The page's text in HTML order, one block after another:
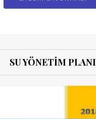
SU YÖNETİM PLANI